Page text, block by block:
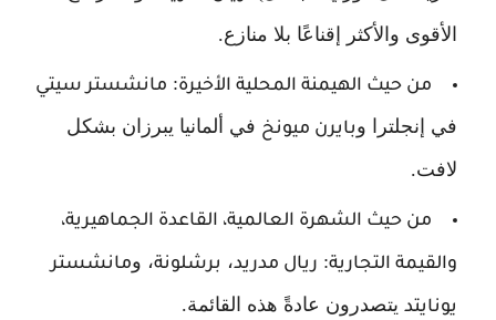
الأقوى والأكثر إقناعًا بلا منازع.
من حيث الهيمنة المحلية الأخيرة: مانشستر سيتي
في إنجلترا وبايرن ميونخ في ألمانيا يبرزان بشكل
لافت.
من حيث الشهرة العالمية، القاعدة الجماهيرية،
والقيمة التجارية: ريال مدريد، برشلونة، ومانشستر
يونايتد يتصدرون عادةً هذه القائمة.